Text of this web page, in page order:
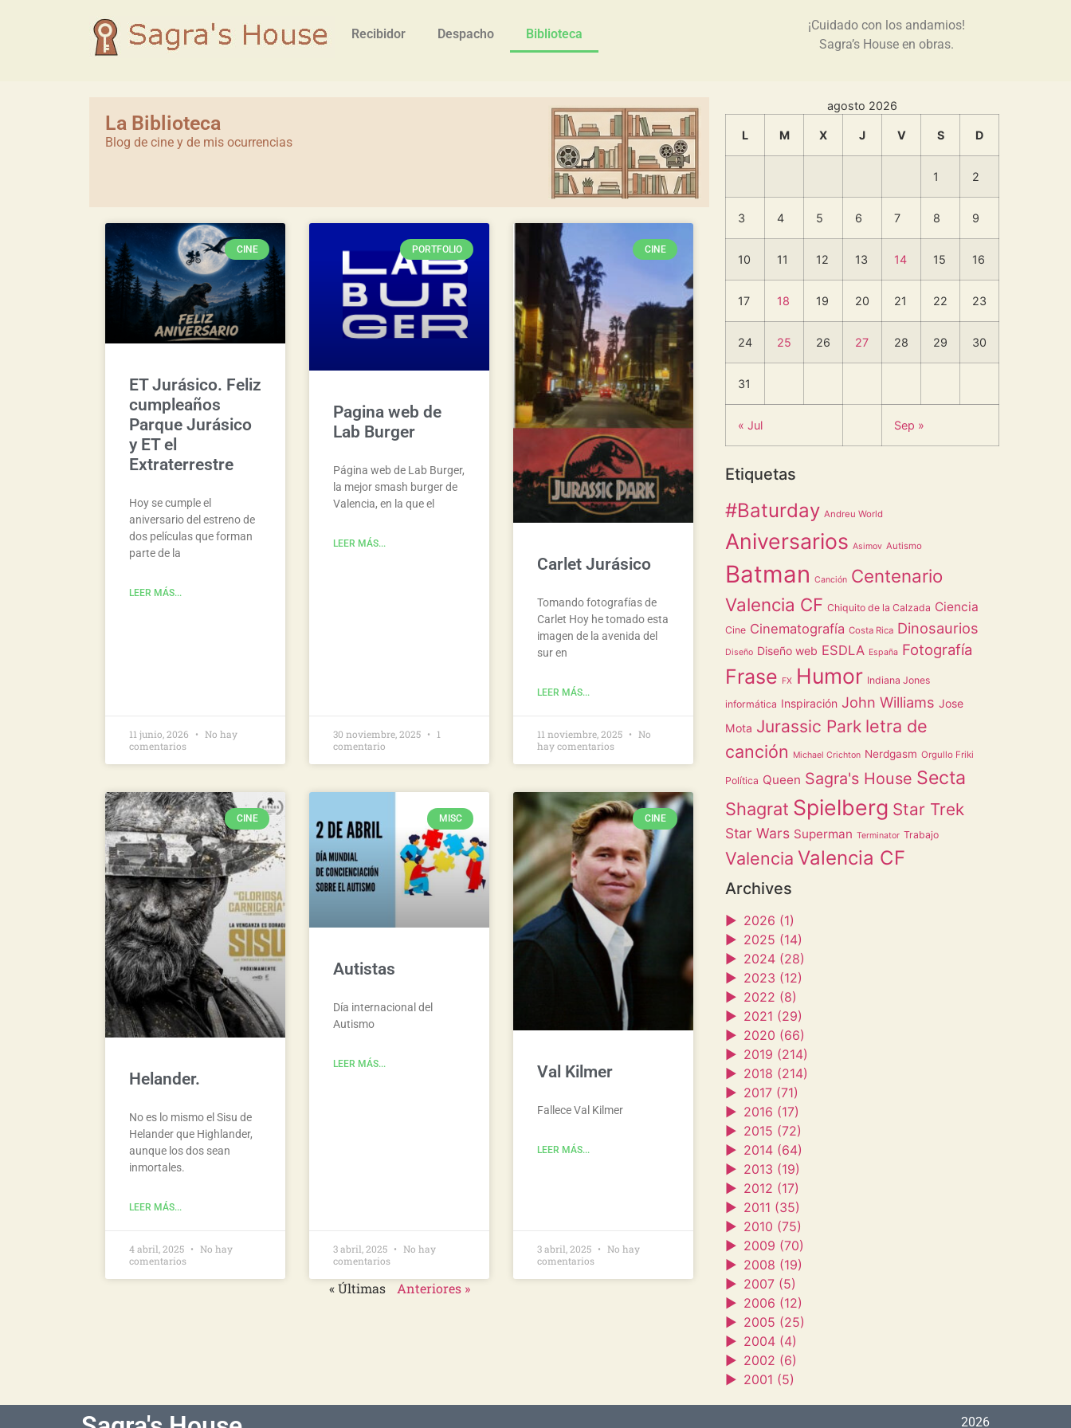
Recibidor Despacho Biblioteca
¡Cuidado con los andamios!
Sagra’s House en obras.
La Biblioteca
Blog de cine y de mis ocurrencias
CINE
ET Jurásico. Feliz
cumpleaños
Parque Jurásico
y ET el
Extraterrestre
Hoy se cumple el
aniversario del estreno de
dos películas que forman
parte de la
LEER MÁS...
11 junio, 2026
No hay
comentarios
PORTFOLIO
Pagina web de
Lab Burger
Página web de Lab Burger,
la mejor smash burger de
Valencia, en la que el
LEER MÁS...
30 noviembre, 2025
1
comentario
CINE
Carlet Jurásico
Tomando fotografías de
Carlet Hoy he tomado esta
imagen de la avenida del
sur en
LEER MÁS...
11 noviembre, 2025
No
hay comentarios
CINE
Helander.
No es lo mismo el Sisu de
Helander que Highlander,
aunque los dos sean
inmortales.
LEER MÁS...
4 abril, 2025
No hay
comentarios
MISC
Autistas
Día internacional del
Autismo
LEER MÁS...
3 abril, 2025
No hay
comentarios
CINE
Val Kilmer
Fallece Val Kilmer
LEER MÁS...
3 abril, 2025
No hay
comentarios
« Últimas Anteriores »
agosto 2026
L M X J V S D
1 2
3 4 5 6 7 8 9
10 11 12 13 14 15 16
17 18 19 20 21 22 23
24 25 26 27 28 29 30
31
« Jul Sep »
Etiquetas
#Baturday Andreu World
Aniversarios Asimov Autismo
Batman Canción Centenario
Valencia CF Chiquito de la Calzada Ciencia
Cine Cinematografía Costa Rica Dinosaurios
Diseño Diseño web ESDLA España Fotografía
Frase FX Humor Indiana Jones
informática Inspiración John Williams Jose
Mota Jurassic Park letra de
canción
Michael Crichton Nerdgasm Orgullo Friki
Política Queen Sagra's House Secta
Shagrat Spielberg Star Trek
Star Wars Superman Terminator Trabajo
Valencia Valencia CF
Archives
► 2026 (1)
► 2025 (14)
► 2024 (28)
► 2023 (12)
► 2022 (8)
► 2021 (29)
► 2020 (66)
► 2019 (214)
► 2018 (214)
► 2017 (71)
► 2016 (17)
► 2015 (72)
► 2014 (64)
► 2013 (19)
► 2012 (17)
► 2011 (35)
► 2010 (75)
► 2009 (70)
► 2008 (19)
► 2007 (5)
► 2006 (12)
► 2005 (25)
► 2004 (4)
► 2002 (6)
► 2001 (5)
2026